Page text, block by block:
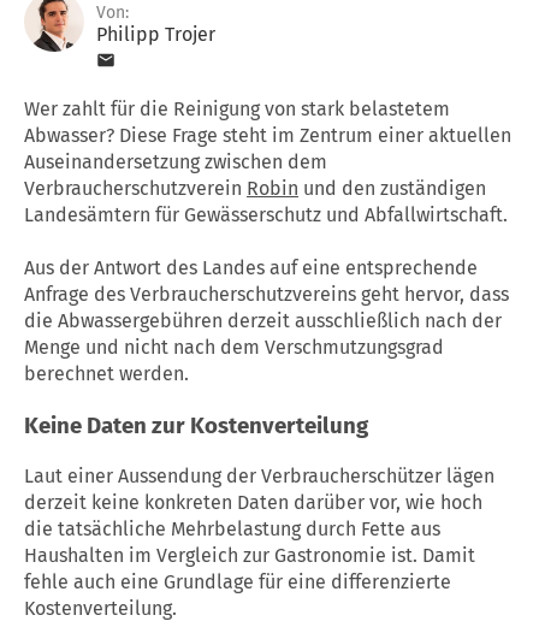
Von:
Philipp Trojer
Wer zahlt für die Reinigung von stark belastetem
Abwasser? Diese Frage steht im Zentrum einer aktuellen
Auseinandersetzung zwischen dem
Verbraucherschutzverein Robin und den zuständigen
Landesämtern für Gewässerschutz und Abfallwirtschaft.
Aus der Antwort des Landes auf eine entsprechende
Anfrage des Verbraucherschutzvereins geht hervor, dass
die Abwassergebühren derzeit ausschließlich nach der
Menge und nicht nach dem Verschmutzungsgrad
berechnet werden.
Keine Daten zur Kostenverteilung
Laut einer Aussendung der Verbraucherschützer lägen
derzeit keine konkreten Daten darüber vor, wie hoch
die tatsächliche Mehrbelastung durch Fette aus
Haushalten im Vergleich zur Gastronomie ist. Damit
fehle auch eine Grundlage für eine differenzierte
Kostenverteilung.